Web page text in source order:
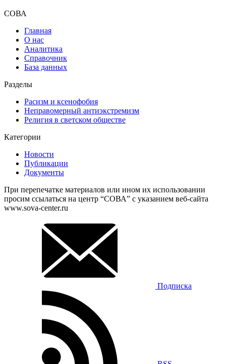
СОВА
Главная
О нас
Аналитика
Справочник
База данных
Разделы
Расизм и ксенофобия
Неправомерный антиэкстремизм
Религия в светском обществе
Категории
Новости
Публикации
Документы
При перепечатке материалов или ином их использовании
просим ссылаться на центр “СОВА” с указанием веб-сайта
www.sova-center.ru
Подписка